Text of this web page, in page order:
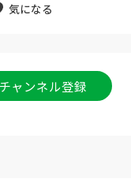
め
気になる
チャンネル登録